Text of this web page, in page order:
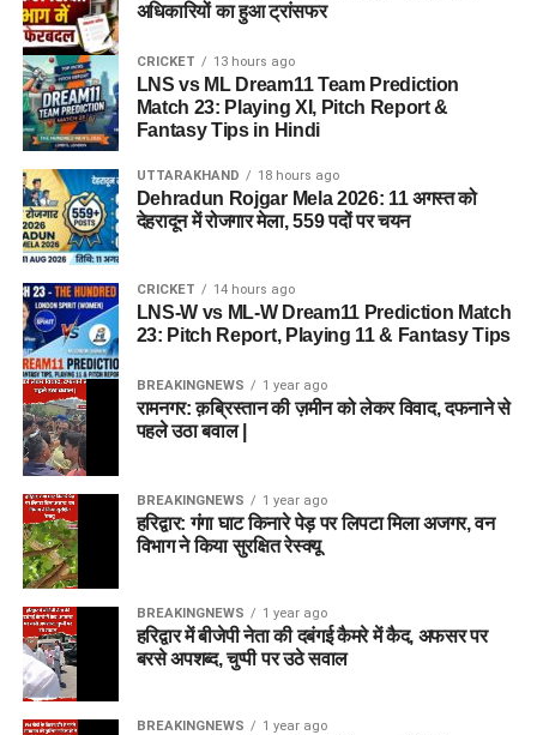
अधिकारियों का हुआ ट्रांसफर
CRICKET 13 hours ago
LNS vs ML Dream11 Team Prediction
Match 23: Playing XI, Pitch Report &
Fantasy Tips in Hindi
UTTARAKHAND 18 hours ago
Dehradun Rojgar Mela 2026: 11 अगस्त को
देहरादून में रोजगार मेला, 559 पदों पर चयन
CRICKET 14 hours ago
LNS-W vs ML-W Dream11 Prediction Match
23: Pitch Report, Playing 11 & Fantasy Tips
BREAKINGNEWS 1 year ago
रामनगर: क़ब्रिस्तान की ज़मीन को लेकर विवाद, दफनाने से
पहले उठा बवाल |
BREAKINGNEWS 1 year ago
हरिद्वार: गंगा घाट किनारे पेड़ पर लिपटा मिला अजगर, वन
विभाग ने किया सुरक्षित रेस्क्यू
BREAKINGNEWS 1 year ago
हरिद्वार में बीजेपी नेता की दबंगई कैमरे में कैद, अफसर पर
बरसे अपशब्द, चुप्पी पर उठे सवाल
BREAKINGNEWS 1 year ago